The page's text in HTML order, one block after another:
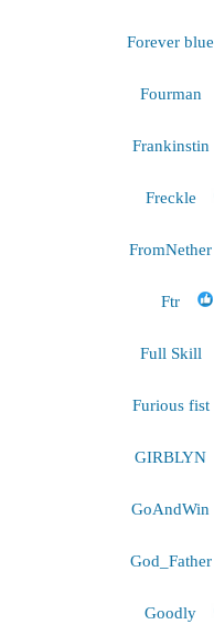
Forever blue
Fourman
Frankinstin
Freckle
FromNether
Ftr
Full Skill
Furious fist
GIRBLYN
GoAndWin
God_Father
Goodly